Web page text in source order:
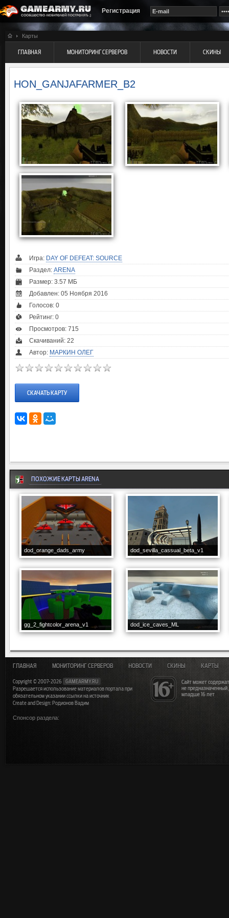
Регистрация
Карты
ГЛАВНАЯ МОНИТОРИНГ СЕРВЕРОВ НОВОСТИ СКИНЫ
HON_GANJAFARMER_B2
Игра: DAY OF DEFEAT: SOURCE
Раздел: ARENA
Размер: 3.57 МБ
Добавлен: 05 Ноября 2016
Голосов: 0
Рейтинг: 0
Просмотров: 715
Скачиваний: 22
Автор: МАРКИН ОЛЕГ
СКАЧАТЬ КАРТУ
ПОХОЖИЕ КАРТЫ ARENA
dod_orange_dads_army dod_sevilla_cassual_beta_v1
gg_2_fightcolor_arena_v1 dod_ice_caves_ML
Сайт может
не
младше 16 лет
ГЛАВНАЯ МОНИТОРИНГ СЕРВЕРОВ НОВОСТИ СКИНЫ КАРТЫ
Copyright © 2007-2026
GAMEARMY.RU
Разрешается использование материалов портала при
обязательном указании ссылки на источник
Create and Design: Родионов Вадим
Спонсор раздела: